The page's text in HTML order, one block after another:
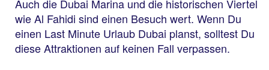
Auch die Dubai Marina und die historischen Viertel
wie Al Fahidi sind einen Besuch wert. Wenn Du
einen Last Minute Urlaub Dubai planst, solltest Du
diese Attraktionen auf keinen Fall verpassen.